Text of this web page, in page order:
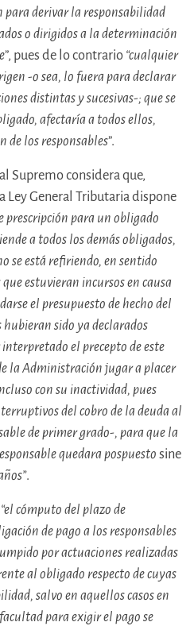
derivar la responsabilidad
o dirigidos a la determinación
”, pues de lo contrario “cualquier
-‍o sea, lo fuera para declarar
distintas y sucesivas-; que se
afectaría a todos ellos,
de los responsables”.
Supremo considera que,
Ley General Tributaria dispone
para un obligado
a todos los demás obligados,
se está refiriendo, en sentido
estuvieran incursos en causa
el presupuesto de hecho del
hubieran sido ya declarados
interpretado el precepto de este
la Administración jugar a placer
con su inactividad, pues
del cobro de la deuda al
de primer grado-, para que la
quedara pospuesto sine
.
“el cómputo del plazo de
de pago a los responsables
por actuaciones realizadas
al obligado respecto de cuyas
salvo en aquellos casos en
para exigir el pago se